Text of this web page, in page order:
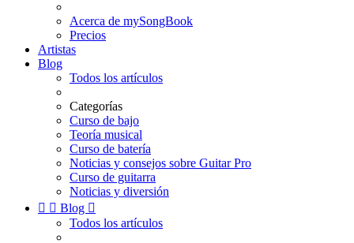
Acerca de mySongBook
Precios
Artistas
Blog
Todos los artículos
Categorías
Curso de bajo
Teoría musical
Curso de batería
Noticias y consejos sobre Guitar Pro
Curso de guitarra
Noticias y diversión
  Blog 
Todos los artículos